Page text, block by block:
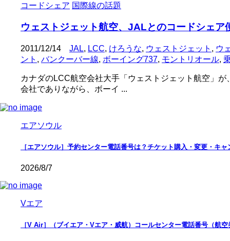
コードシェア 国際線の話題
ウェストジェット航空、JALとのコードシェ
2011/12/14 JAL, LCC, けろうな, ウェストジェット , ウ
ント , バンクーバー線, ボーイング737, モントリオール,
カナダのLCC航空会社大手「ウェストジェット航空」
会社でありながら、ボーイ ...
エアソウル
［エアソウル］予約センター電話番号は？チケット購入・変更・キ
2026/8/7
Vエア
［V Air］（ブイエア・Vエア・威航）コールセンター電話番号（航